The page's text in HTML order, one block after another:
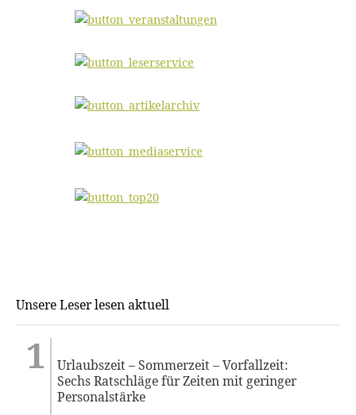
Unsere Leser lesen aktuell
Urlaubszeit – Sommerzeit – Vorfallzeit:
Sechs Ratschläge für Zeiten mit geringer
Personalstärke